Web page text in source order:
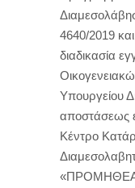
4640/2019
διαδικασία
Υπουργείου
αποστάσεως
Κέντρο